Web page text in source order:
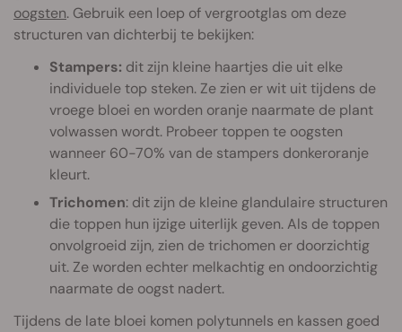
oogsten. Gebruik een loep of vergrootglas om deze
structuren van dichterbij te bekijken:
Stampers: dit zijn kleine haartjes die uit elke
individuele top steken. Ze zien er wit uit tijdens de
vroege bloei en worden oranje naarmate de plant
volwassen wordt. Probeer toppen te oogsten
wanneer 60-70% van de stampers donkeroranje
kleurt.
Trichomen: dit zijn de kleine glandulaire structuren
die toppen hun ijzige uiterlijk geven. Als de toppen
onvolgroeid zijn, zien de trichomen er doorzichtig
uit. Ze worden echter melkachtig en ondoorzichtig
naarmate de oogst nadert.
Tijdens de late bloei komen polytunnels en kassen goed